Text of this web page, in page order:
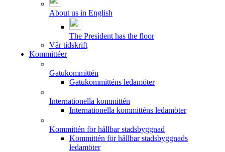
About us in English
The President has the floor
Vår tidskrift
Kommittéer
Gatukommittén
Gatukommitténs ledamöter
Internationella kommittén
Internationella kommitténs ledamöter
Kommittén för hållbar stadsbyggnad
Kommittén för hållbar stadsbyggnads
ledamöter